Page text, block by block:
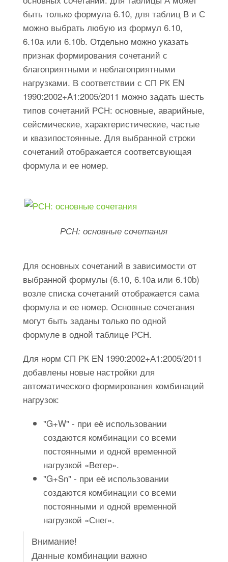
быть только формула 6.10, для таблиц В и С
можно выбрать любую из формул 6.10,
6.10а или 6.10b. Отдельно можно указать
признак формирования сочетаний с
благоприятными и неблагоприятными
нагрузками. В соответствии с СП РК EN
1990:2002+A1:2005/2011 можно задать шесть
типов сочетаний РСН: основные, аварийные,
сейсмические, характеристические, частые
и квазипостоянные. Для выбранной строки
сочетаний отображается соответсвующая
формула и ее номер.
РСН: основные сочетания
Для основных сочетаний в зависимости от
выбранной формулы (6.10, 6.10а или 6.10b)
возле списка сочетаний отображается сама
формула и ее номер. Основные сочетания
могут быть заданы только по одной
формуле в одной таблице РСН.
Для норм СП РК ЕN 1990:2002+А1:2005/2011
добавлены новые настройки для
автоматического формирования комбинаций
нагрузок:
"G+W" - при её использовании
создаются комбинации со всеми
постоянными и одной временной
нагрузкой «Ветер».
"G+Sn" - при её использовании
создаются комбинации со всеми
постоянными и одной временной
нагрузкой «Снег».
Внимание!
Данные комбинации важно